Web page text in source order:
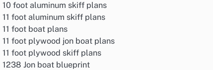
10 foot aluminum skiff plans
11 foot aluminum skiff plans
11 foot boat plans
11 foot plywood jon boat plans
11 foot plywood skiff plans
1238 Jon boat blueprint